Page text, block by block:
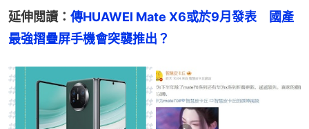
延伸閲讀： 傳HUAWEI Mate X6或於9月發表　國產
最強摺疊屏手機會突襲推出？